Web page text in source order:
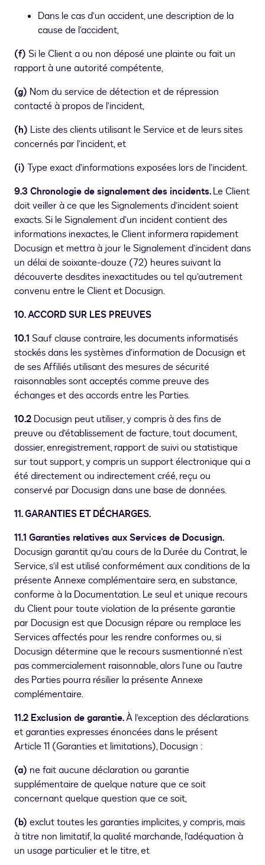
Dans le cas d’un accident, une description de la
cause de l’accident,
(f) Si le Client a ou non déposé une plainte ou fait un
rapport à une autorité compétente,
(g) Nom du service de détection et de répression
contacté à propos de l’incident,
(h) Liste des clients utilisant le Service et de leurs sites
concernés par l’incident, et
(i) Type exact d’informations exposées lors de l’incident.
9.3 Chronologie de signalement des incidents.Le Client
doit veiller à ce que les Signalements d’incident soient
exacts. Si le Signalement d’un incident contient des
informations inexactes, le Client informera rapidement
Docusign et mettra à jour le Signalement d’incident dans
un délai de soixante-douze (72) heures suivant la
découverte desdites inexactitudes ou tel qu’autrement
convenu entre le Client et Docusign.
10. ACCORD SUR LES PREUVES
10.1 Sauf clause contraire, les documents informatisés
stockés dans les systèmes d’information de Docusign et
de ses Affiliés utilisant des mesures de sécurité
raisonnables sont acceptés comme preuve des
échanges et des accords entre les Parties.
10.2 Docusign peut utiliser, y compris à des fins de
preuve ou d’établissement de facture, tout document,
dossier, enregistrement, rapport de suivi ou statistique
sur tout support, y compris un support électronique qui a
été directement ou indirectement créé, reçu ou
conservé par Docusign dans une base de données.
11. GARANTIES ET DÉCHARGES.
11.1 Garanties relatives aux Services de Docusign.
Docusign garantit qu’au cours de la Durée du Contrat, le
Service, s’il est utilisé conformément aux conditions de la
présente Annexe complémentaire sera, en substance,
conforme à la Documentation. Le seul et unique recours
du Client pour toute violation de la présente garantie
par Docusign est que Docusign répare ou remplace les
Services affectés pour les rendre conformes ou, si
Docusign détermine que le recours susmentionné n’est
pas commercialement raisonnable, alors l’une ou l’autre
des Parties pourra résilier la présente Annexe
complémentaire.
11.2 Exclusion de garantie.À l’exception des déclarations
et garanties expresses énoncées dans le présent
Article 11 (Garanties et limitations), Docusign :
(a) ne fait aucune déclaration ou garantie
supplémentaire de quelque nature que ce soit
concernant quelque question que ce soit,
(b) exclut toutes les garanties implicites, y compris, mais
à titre non limitatif, la qualité marchande, l’adéquation à
un usage particulier et le titre, et